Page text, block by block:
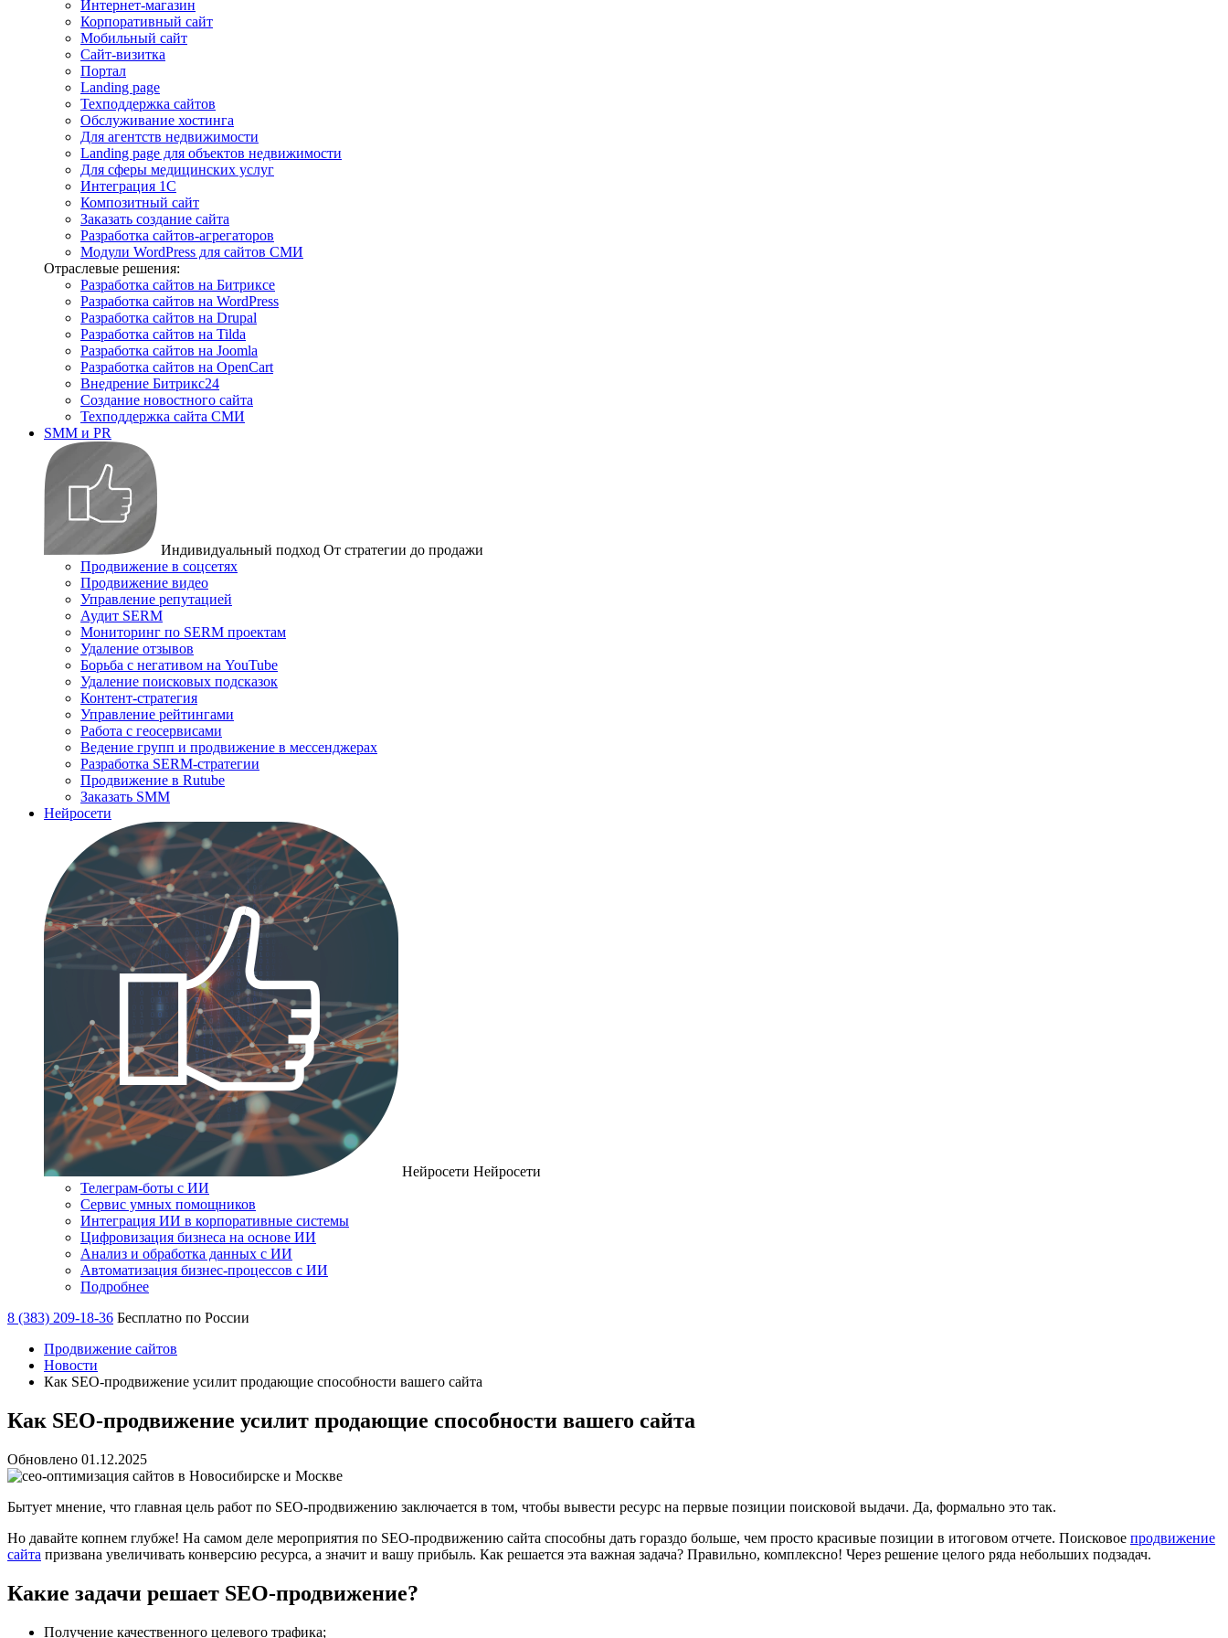
Интернет-магазин
Корпоративный сайт
Мобильный сайт
Сайт-визитка
Портал
Landing page
Техподдержка сайтов
Обслуживание хостинга
Для агентств недвижимости
Landing page для объектов недвижимости
Для сферы медицинских услуг
Интеграция 1С
Композитный сайт
Заказать создание сайта
Разработка сайтов-агрегаторов
Модули WordPress для сайтов СМИ
Отраслевые решения:
Разработка сайтов на Битриксе
Разработка сайтов на WordPress
Разработка сайтов на Drupal
Разработка сайтов на Tilda
Разработка сайтов на Joomla
Разработка сайтов на OpenCart
Внедрение Битрикс24
Создание новостного сайта
Техподдержка сайта СМИ
SMM и PR
Индивидуальный подход От стратегии до продажи
Продвижение в соцсетях
Продвижение видео
Управление репутацией
Аудит SERM
Мониторинг по SERM проектам
Удаление отзывов
Борьба с негативом на YouTube
Удаление поисковых подсказок
Контент-стратегия
Управление рейтингами
Работа с геосервисами
Ведение групп и продвижение в мессенджерах
Разработка SERM-стратегии
Продвижение в Rutube
Заказать SMM
Нейросети
Нейросети Нейросети
Телеграм-боты с ИИ
Сервис умных помощников
Интеграция ИИ в корпоративные системы
Цифровизация бизнеса на основе ИИ
Анализ и обработка данных с ИИ
Автоматизация бизнес-процессов с ИИ
Подробнее
8 (383) 209-18-36 Бесплатно по России
Продвижение сайтов
Новости
Как SEO-продвижение усилит продающие способности вашего сайта
Как SEO-продвижение усилит продающие способности вашего сайта
Обновлено 01.12.2025
Бытует мнение, что главная цель работ по SEO-продвижению заключается в том, чтобы вывести ресурс на первые позиции поисковой выдачи. Да, формально это так.
Но давайте копнем глубже! На самом деле мероприятия по SEO-продвижению сайта способны дать гораздо больше, чем просто красивые позиции в итоговом отчете. Поисковое продвижение
сайта призвана увеличивать конверсию ресурса, а значит и вашу прибыль. Как решается эта важная задача? Правильно, комплексно! Через решение целого ряда небольших подзадач.
Какие задачи решает SEO-продвижение?
Получение качественного целевого трафика;